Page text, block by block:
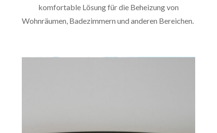
komfortable Lösung für die Beheizung von
Wohnräumen, Badezimmern und anderen Bereichen.